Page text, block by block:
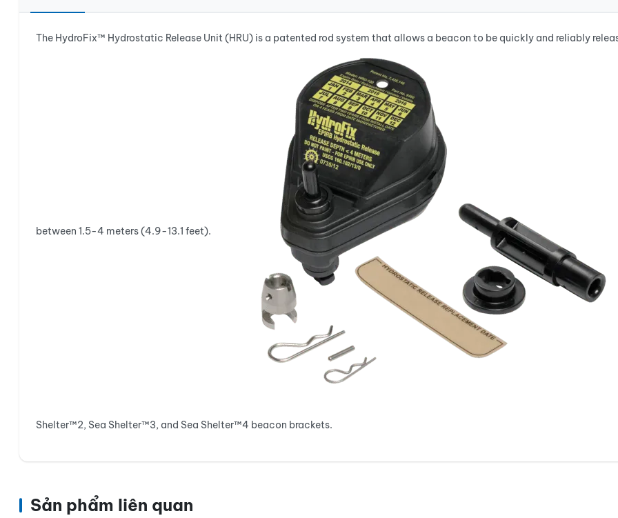
The HydroFix™ Hydrostatic Release Unit (HRU) is a patented rod system that allows a beacon to be quickly and reliably
between 1.5-4 meters (4.9-13.1 feet).
Shelter™2, Sea Shelter™3, and Sea Shelter™4 beacon brackets.
Sản phẩm liên quan